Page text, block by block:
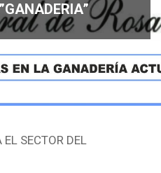
SECTOR DEL